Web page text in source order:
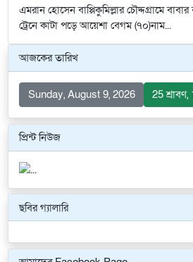
এমরান হোসেন বাপ্পিকুমিল্লার চৌদ্দগ্রামে
ট্রেনে কাটা পড়ে আয়েশা বেগম (৭০)নাম...
আজকের তারিখ
Sunday, August 9, 2026 25 শ্রাবণ,
প্রিন্ট নিউজ
ছবির গ্যালারি